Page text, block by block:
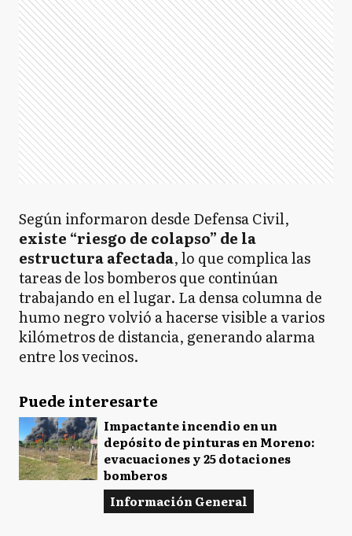
Según informaron desde Defensa Civil,
existe “riesgo de colapso” de la
estructura afectada, lo que complica las
tareas de los bomberos que continúan
trabajando en el lugar. La densa columna de
humo negro volvió a hacerse visible a varios
kilómetros de distancia, generando alarma
entre los vecinos.
Puede interesarte
Impactante incendio en un
depósito de pinturas en Moreno:
evacuaciones y 25 dotaciones
bomberos
Información General